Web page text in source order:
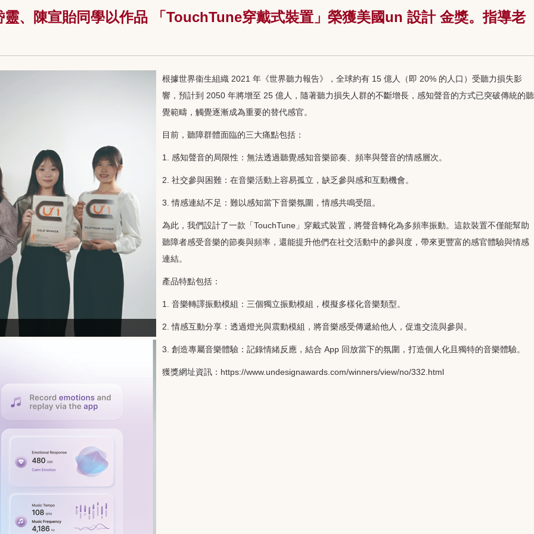
、陳宣貽同學以作品 「TouchTune穿戴式裝置」榮獲美國un 設計 金獎。指導老
根據世界衞生組織 2021 年《世界聽力報告》，全球約有 15 億人（即 20% 的人口）受聽力損失影
響，預計到 2050 年將增至 25 億人，隨著聽力損失人群的不斷增長，感知聲音的方式已突破傳統的聽
覺範疇，觸覺逐漸成為重要的替代感官。
目前，聽障群體面臨的三大痛點包括：
1. 感知聲音的局限性：無法透過聽覺感知音樂節奏、頻率與聲音的情感層次。
2. 社交參與困難：在音樂活動上容易孤立，缺乏參與感和互動機會。
3. 情感連結不足：難以感知當下音樂氛圍，情感共鳴受阻。
為此，我們設計了一款「TouchTune」穿戴式裝置，將聲音轉化為多頻率振動。這款裝置不僅能幫助
聽障者感受音樂的節奏與頻率，還能提升他們在社交活動中的參與度，帶來更豐富的感官體驗與情感
連結。
產品特點包括：
1. 音樂轉譯振動模組：三個獨立振動模組，模擬多樣化音樂類型。
2. 情感互動分享：透過燈光與震動模組，將音樂感受傳遞給他人，促進交流與參與。
3. 創造專屬音樂體驗：記錄情緒反應，結合 App 回放當下的氛圍，打造個人化且獨特的音樂體驗。
獲獎網址資訊： https://www.undesignawards.com/winners/view/no/332.html